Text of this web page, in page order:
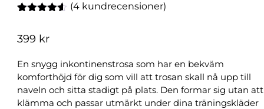
baserat
(4 kundrecensioner)
399 kr
En snygg inkontinenstrosa som har en bekväm
komforthöjd för dig som vill att trosan skall nå upp till
naveln och sitta stadigt på plats. Den formar sig utan att
klämma och passar utmärkt under dina träningskläder